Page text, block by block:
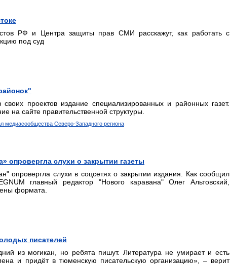
РФ и Центра защиты прав СМИ расскажут, как работать с
под суд
проектов издание специализированных и районных газет.
на сайте правительственной структуры.
медиасообщества Северо-Западного региона
опровергла слухи о закрытии газеты
опровергла слухи в соцсетях о закрытии издания. Как сообщил
главный редактор "Нового каравана" Олег Альтовский,
формата.
писателей
из могикан, но ребята пишут. Литература не умирает и есть
и придёт в тюменскую писательскую организацию», – верит